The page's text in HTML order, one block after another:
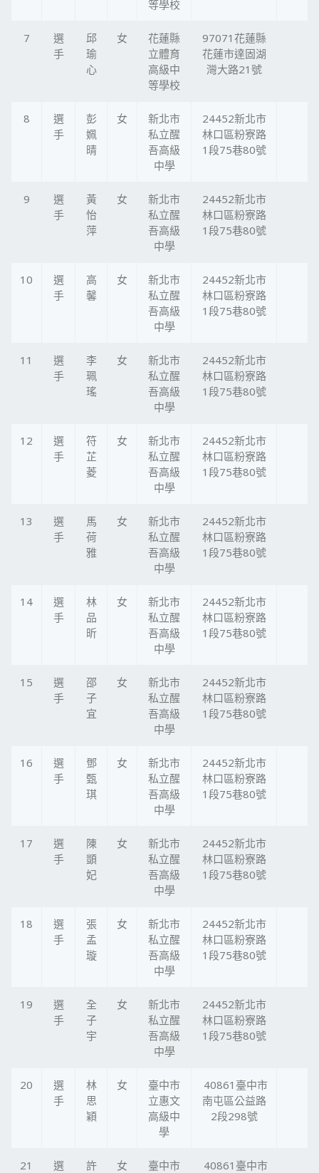
等學校
7
選
手
邱
瑜
心
女
花蓮縣
立體育
高級中
等學校
97071花蓮縣
花蓮市達固湖
灣大路21號
8
選
手
彭
姵
晴
女
新北市
私立醒
吾高級
中學
24452新北市
林口區粉寮路
1段75巷80號
9
選
手
黃
怡
萍
女
新北市
私立醒
吾高級
中學
24452新北市
林口區粉寮路
1段75巷80號
10
選
手
高
馨
女
新北市
私立醒
吾高級
中學
24452新北市
林口區粉寮路
1段75巷80號
11
選
手
李
珮
瑤
女
新北市
私立醒
吾高級
中學
24452新北市
林口區粉寮路
1段75巷80號
12
選
手
符
芷
菱
女
新北市
私立醒
吾高級
中學
24452新北市
林口區粉寮路
1段75巷80號
13
選
手
馬
荷
雅
女
新北市
私立醒
吾高級
中學
24452新北市
林口區粉寮路
1段75巷80號
14
選
手
林
品
昕
女
新北市
私立醒
吾高級
中學
24452新北市
林口區粉寮路
1段75巷80號
15
選
手
邵
子
宜
女
新北市
私立醒
吾高級
中學
24452新北市
林口區粉寮路
1段75巷80號
16
選
手
鄧
甄
琪
女
新北市
私立醒
吾高級
中學
24452新北市
林口區粉寮路
1段75巷80號
17
選
手
陳
顗
妃
女
新北市
私立醒
吾高級
中學
24452新北市
林口區粉寮路
1段75巷80號
18
選
手
張
孟
璇
女
新北市
私立醒
吾高級
中學
24452新北市
林口區粉寮路
1段75巷80號
19
選
手
全
子
宇
女
新北市
私立醒
吾高級
中學
24452新北市
林口區粉寮路
1段75巷80號
20
選
手
林
思
穎
女
臺中市
立惠文
高級中
學
40861臺中市
南屯區公益路
2段298號
21
選
許
女
臺中市
40861臺中市